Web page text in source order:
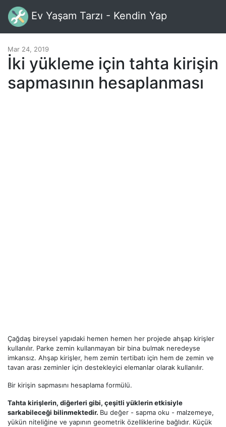
Ev Yaşam Tarzı - Kendin Yap
Mar 24, 2019
İki yükleme için tahta kirişin
sapmasının hesaplanması
Çağdaş bireysel yapıdaki hemen hemen her projede ahşap kirişler
kullanılır. Parke zemin kullanmayan bir bina bulmak neredeyse
imkansız. Ahşap kirişler, hem zemin tertibatı için hem de zemin ve
tavan arası zeminler için destekleyici elemanlar olarak kullanılır.
Bir kirişin sapmasını hesaplama formülü.
Tahta kirişlerin, diğerleri gibi, çeşitli yüklerin etkisiyle
sarkabileceği bilinmektedir. Bu değer - sapma oku - malzemeye,
yükün niteliğine ve yapının geometrik özelliklerine bağlıdır. Küçük